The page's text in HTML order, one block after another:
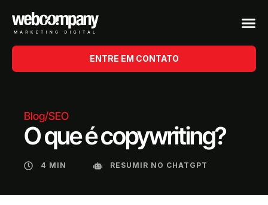
ENTRE EM CONTATO
Blog/SEO
O que é copywriting?
4 MIN RESUMIR NO CHATGPT